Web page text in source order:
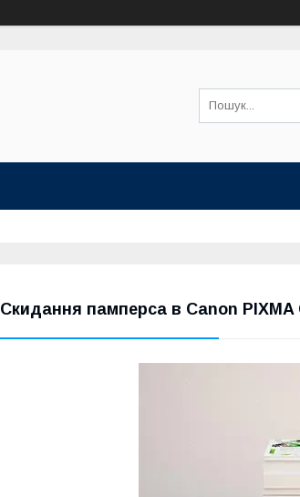
Скидання памперса в Canon PIXMA